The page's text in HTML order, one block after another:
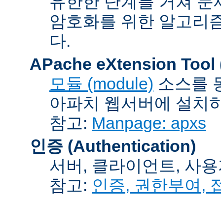
암호화를 위한 알고리
다.
APache eXtension Tool
모듈 (module) 소스를
아파치 웹서버에 설치
참고: Manpage: apxs
인증 (Authentication)
서버, 클라이언트, 사
참고: 인증, 권한부여,